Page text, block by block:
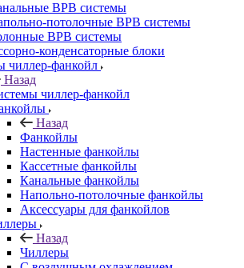
ВРВ системы
потолочные ВРВ системы
ВРВ системы
конденсаторные блоки
чиллер-фанкойл
Назад
чиллер-фанкойл
Назад
Фанкойлы
Настенные фанкойлы
Кассетные фанкойлы
Канальные фанкойлы
Напольно-потолочные фанкойлы
Аксессуары для фанкойлов
Назад
Чиллеры